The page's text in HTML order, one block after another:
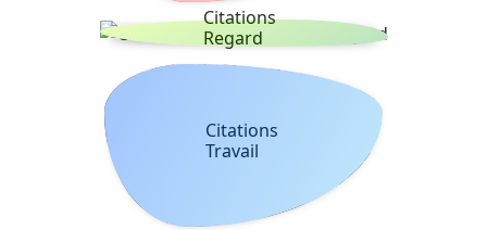
Citations
Regard
Citations
Travail